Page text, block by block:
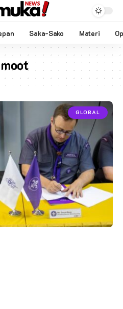
Saka-Sako Materi
GLOBAL